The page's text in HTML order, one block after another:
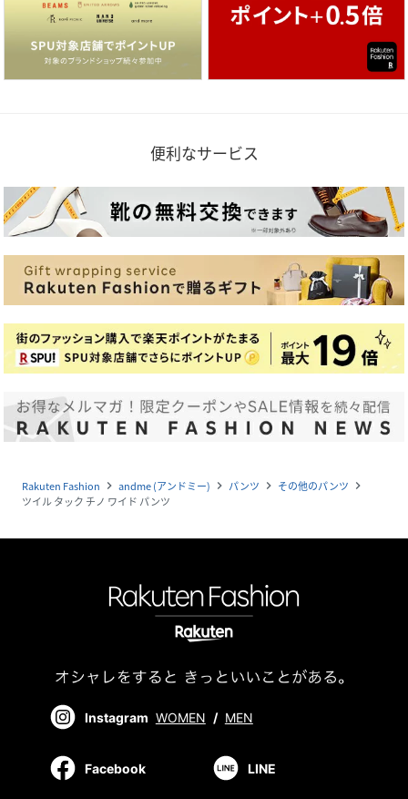
便利なサービス
Rakuten Fashion navigate_next andme (アンドミー) navigate_next パンツ navigate_next その他のパンツ navigate_next
ツイル タック チノ ワイド パンツ
Instagram WOMEN / MEN
Facebook LINE